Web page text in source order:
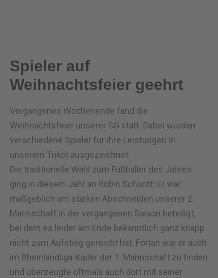
Spieler auf
Weihnachtsfeier geehrt
Vergangenes Wochenende fand die
Weihnachtsfeier unserer SG statt. Dabei wurden
verschiedene Spieler für ihre Leistungen in
unserem Trikot ausgezeichnet.
Die traditionelle Wahl zum Fußballer des Jahres
ging in diesem Jahr an Robin Schürdt! Er war
maßgeblich am starken Abschneiden unserer 2.
Mannschaft in der vergangenen Saison beteiligt,
bei dem es leider am Ende bekanntlich ganz knapp
nicht zum Aufstieg gereicht hat. Fortan war er auch
im Rheinlandliga-Kader der 1. Mannschaft zu finden
und überzeugte oftmals auch dort mit seiner